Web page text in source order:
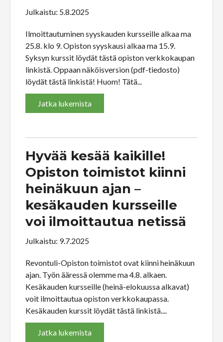
Julkaistu: 5.8.2025
Ilmoittautuminen syyskauden kursseille alkaa ma
25.8. klo 9. Opiston syyskausi alkaa ma 15.9.
Syksyn kurssit löydät tästä opiston verkkokaupan
linkistä. Oppaan näköisversion (pdf-tiedosto)
löydät tästä linkistä! Huom! Tätä...
Jatka lukemista
Hyvää kesää kaikille!
Opiston toimistot kiinni
heinäkuun ajan –
kesäkauden kursseille
voi ilmoittautua netissä
Julkaistu: 9.7.2025
Revontuli-Opiston toimistot ovat kiinni heinäkuun
ajan. Työn ääressä olemme ma 4.8. alkaen.
Kesäkauden kursseille (heinä-elokuussa alkavat)
voit ilmoittautua opiston verkkokaupassa.
Kesäkauden kurssit löydät tästä linkistä....
Jatka lukemista